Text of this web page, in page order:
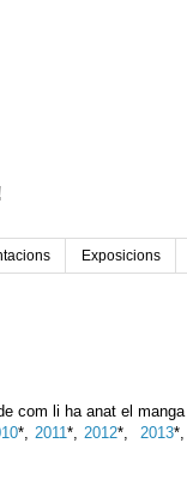
Exposicions
com li ha anat el manga
*, 2011*, 2012*,2013*,